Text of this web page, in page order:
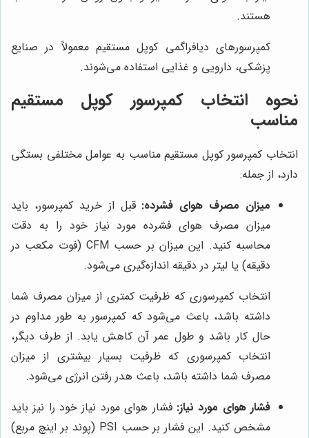
هستند.
کمپرسورهای دیافراگمی کوپل مستقیم معمولاً در صنایع
پزشکی، دارویی و غذایی استفاده می‌شوند.
نحوه انتخاب کمپرسور کوپل مستقیم
مناسب
انتخاب کمپرسور کوپل مستقیم مناسب به عوامل مختلفی بستگی
دارد، از جمله:
میزان مصرف هوای فشرده: قبل از خرید کمپرسور، باید
میزان مصرف هوای فشرده مورد نیاز خود را به دقت
محاسبه کنید. این میزان بر حسب CFM (فوت مکعب در
دقیقه) یا لیتر در دقیقه اندازه‌گیری می‌شود.
انتخاب کمپرسوری که ظرفیت کمتری از میزان مصرف شما
داشته باشد، باعث می‌شود که کمپرسور به طور مداوم در
حال کار باشد و طول عمر آن کاهش یابد. از طرف دیگر،
انتخاب کمپرسوری که ظرفیت بسیار بیشتری از میزان
مصرف شما داشته باشد، باعث هدر رفتن انرژی می‌شود.
فشار هوای مورد نیاز: فشار هوای مورد نیاز خود را نیز باید
مشخص کنید. این فشار بر حسب PSI (پوند بر اینچ مربع)